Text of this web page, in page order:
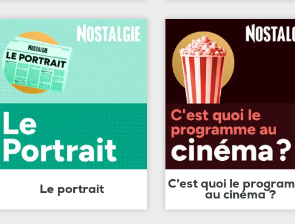
Le portrait C'est quoi le
au cinéma ?